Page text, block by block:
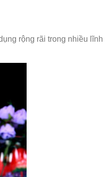
rộng rãi trong nhiều lĩnh